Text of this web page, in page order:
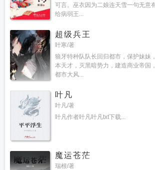
可言。巫衣因为二娘连天雪一句无意
给病弱王...
超级兵王
叶寒/著
狼牙特种队队长回归都市，保护妹妹
本天才，灭黑暗势力，建造商业帝国
都市大风...
叶凡
叶凡/著
叶凡作者叶凡叶凡txt下载...
魔运苍茫
瑞根/著